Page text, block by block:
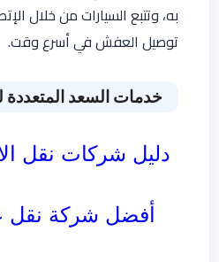
به، وتتبع السيارات من خلال
توصيل العفش في أسرع وقت.
خدمات السعد المتعددة
دليل شركات نقل
أفضل شركة نقل